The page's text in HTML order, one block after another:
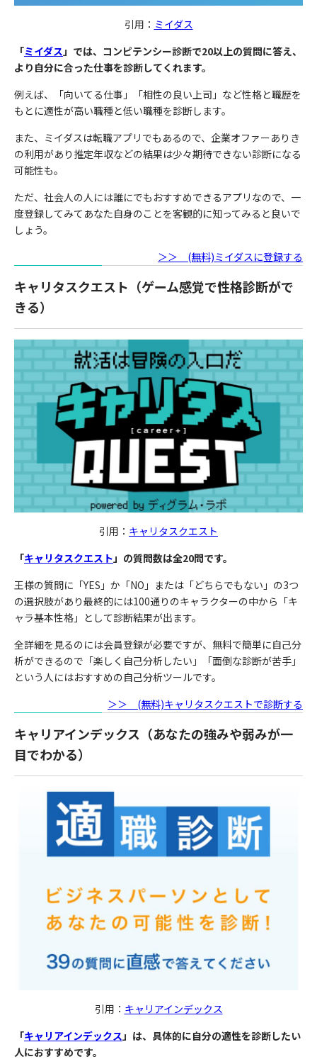
引用： ミイダス
「ミイダス 」では、コンピテンシー診断で20以上の質問に答え、
より自分に合った仕事を診断してくれます。
例えば、
「向いてる仕事」「相性の良い上司」など性格と職歴を
もとに適性が高い職種と低い職種を診断します。
また、ミイダスは転職アプリでもあるので、企業オファーありき
の利用があり推定年収などの結果は少々期待できない診断になる
可能性も。
ただ、社会人の人には誰にでもおすすめできるアプリなので、一
度登録してみてあなた自身のことを客観的に知ってみると良いで
しょう。
＞＞ (無料)ミイダスに登録する
キャリタスクエスト（ゲーム感覚で性格診断がで
きる）
引用： キャリタスクエスト
「キャリタスクエスト 」の質問数は全20問です。
王様の質問に「YES」か「NO」または「どちらでもない」の3つ
の選択肢があり最終的には100通りのキャラクターの中から「キ
ャラ基本性格」として診断結果が出ます。
全詳細を見るのには会員登録が必要ですが、無料で簡単に自己分
析ができるので「楽しく自己分析したい」「面倒な診断が苦手」
という人にはおすすめの自己分析ツールです。
＞＞ (無料)キャリタスクエストで診断する
キャリアインデックス（あなたの強みや弱みが一
目でわかる）
引用： キャリアインデックス
「キャリアインデックス」は、 具体的に自分の適性を診断したい
人におすすめです。